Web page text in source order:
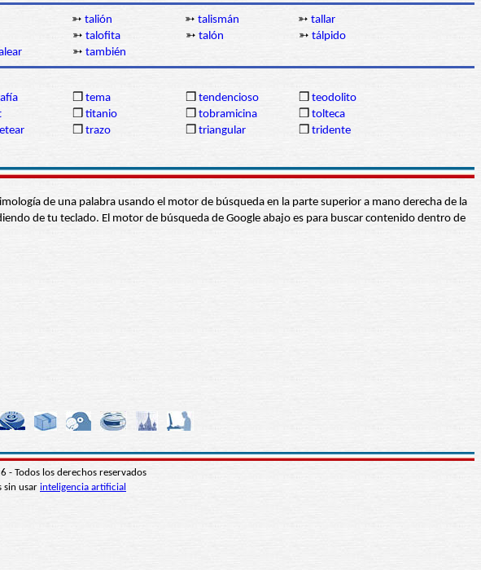
➳ talión ➳ talismán ➳ tallar
➳ talofita ➳ talón ➳ tálpido
➳ también
❒ tema ❒ tendencioso ❒ teodolito
❒ titanio ❒ tobramicina ❒ tolteca
❒ trazo ❒ triangular ❒ tridente
de una palabra usando el motor de búsqueda en la parte superior a mano derecha de la
de tu teclado. El motor de búsqueda de Google abajo es para buscar contenido dentro de
- Todos los derechos reservados
sin usar inteligencia artificial